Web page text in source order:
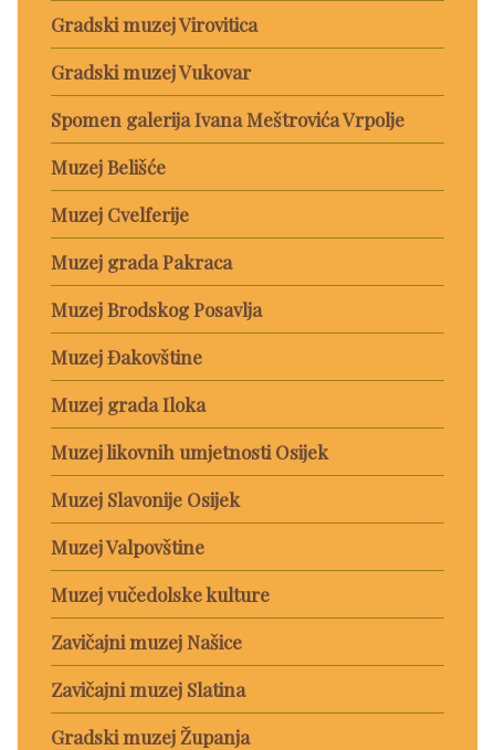
Gradski muzej Virovitica
Gradski muzej Vukovar
Spomen galerija Ivana Meštrovića Vrpolje
Muzej Belišće
Muzej Cvelferije
Muzej grada Pakraca
Muzej Brodskog Posavlja
Muzej Đakovštine
Muzej grada Iloka
Muzej likovnih umjetnosti Osijek
Muzej Slavonije Osijek
Muzej Valpovštine
Muzej vučedolske kulture
Zavičajni muzej Našice
Zavičajni muzej Slatina
Gradski muzej Županja